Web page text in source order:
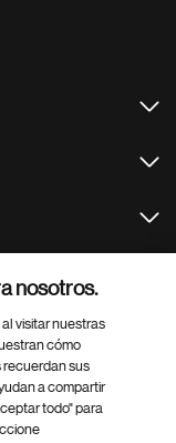
nosotros.
visitar nuestras
cómo
recuerdan sus
a compartir
todo" para